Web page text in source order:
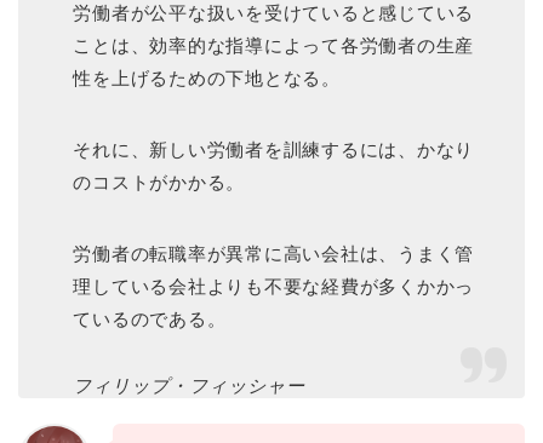
労働者が公平な扱いを受けていると感じている
ことは、効率的な指導によって各労働者の生産
性を上げるための下地となる。
それに、新しい労働者を訓練するには、かなり
のコストがかかる。
労働者の転職率が異常に高い会社は、うまく管
理している会社よりも不要な経費が多くかかっ
ているのである。
フィリップ・フィッシャー